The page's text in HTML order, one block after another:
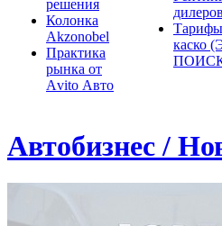
решения
Колонка
Akzonobel
Практика
рынка от
Аvito Авто
дилеров
Тарифы
каско
Автобизнес /